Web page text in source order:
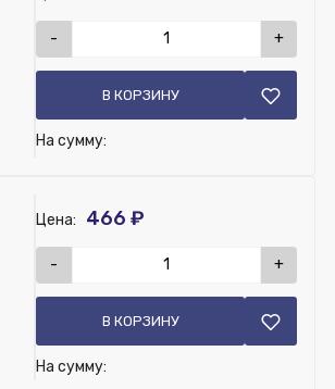
- +
В КОРЗИНУ
На сумму:
Цена: 466 ₽
- +
В КОРЗИНУ
На сумму: